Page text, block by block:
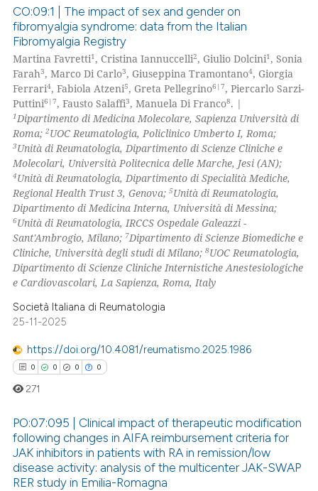
Citing Publications
Supporting
Mentioning
Contrasting
how this article has been
atscite.ai
shows how a scientific paper
been cited by providing the
of the citation, a
describing whether
mentions, or contrasts
claim, and a label
in which section the
was made.
CO:09:1 | The impact of sex and gender on
fibromyalgia syndrome: data from the Italian
Fibromyalgia Registry
Martina Favretti1 , Cristina Iannuccelli2, Giulio Dolcini1 , Sonia
Farah3, Marco Di Carlo3, Giuseppina Tramontano4, Giorgia
Ferrari4, Fabiola Atzeni5, Greta Pellegrino6|7, Piercarlo Sarzi-
Puttini6|7, Fausto Salaffi3, Manuela Di Franco8. |
1Dipartimento di Medicina Molecolare, Sapienza Università di
Roma;2UOC Reumatologia, Policlinico Umberto I, Roma;
3Unità di Reumatologia, Dipartimento di Scienze Cliniche e
Molecolari, Università Politecnica delle Marche, Jesi (AN);
4Unità di Reumatologia, Dipartimento di Specialità Mediche,
Regional Health Trust 3, Genova;5Unità di Reumatologia,
Dipartimento di Medicina Interna, Università di Messina;
6Unità di Reumatologia, IRCCS Ospedale Galeazzi -
Sant'Ambrogio, Milano; 7Dipartimento di Scienze Biomediche e
Cliniche, Università degli studi di Milano;8UOC Reumatologia,
Dipartimento di Scienze Cliniche Internistiche Anestesiologiche
e Cardiovascolari, La Sapienza, Roma, Italy
Società Italiana di Reumatologia
25-11-2025
https://doi.org/10.4081/reumatismo.2025.1986
0 0 0 0
Citing Publications
Supporting
271
PO:07:095 | Clinical impact of therapeutic modification
following changes in AIFA reimbursement criteria for
JAK inhibitors in patients with RA in remission/low
disease activity: analysis of the multicenter JAK-SWAP
RER study in Emilia-Romagna